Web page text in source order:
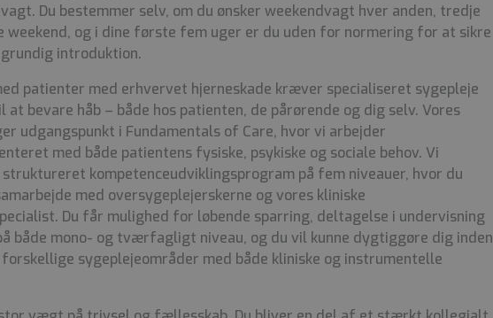
Du bestemmer selv, om du ønsker weekendvagt hver anden, tredje
weekend, og i dine første fem uger er du uden for normering for at sikre
introduktion.
patienter med erhvervet hjerneskade kræver specialiseret sygepleje
at bevare håb – både hos patienten, de pårørende og dig selv. Vores
udgangspunkt i Fundamentals of Care, hvor vi arbejder
med både patientens fysiske, psykiske og sociale behov. Vi
kompetenceudviklingsprogram på fem niveauer, hvor du
med oversygeplejerskerne og vores kliniske
Du får mulighed for løbende sparring, deltagelse i undervisning
både mono- og tværfagligt niveau, og du vil kunne dygtiggøre dig inden
sygeplejeområder med både kliniske og instrumentelle